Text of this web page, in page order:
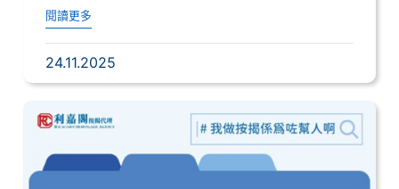
局...
閱讀更多
24.11.2025